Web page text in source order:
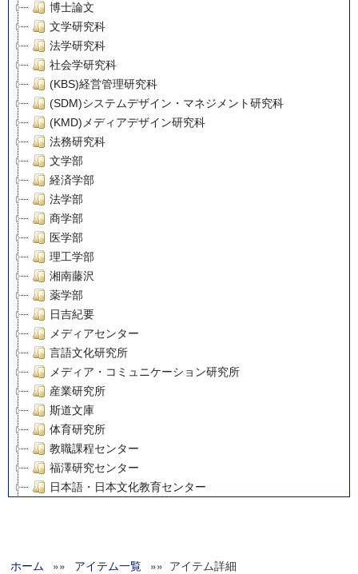
博士論文
文学研究科
法学研究科
社会学研究科
(KBS)経営管理研究科
(SDM)システムデザイン・マネジメント研究科
(KMD)メディアデザイン研究科
法務研究科
文学部
経済学部
法学部
商学部
医学部
理工学部
湘南藤沢
薬学部
日吉紀要
メディアセンター
言語文化研究所
メディア・コミュニケーション研究所
産業研究所
斯道文庫
体育研究所
教職課程センター
福澤研究センター
日本語・日本文化教育センター
グローバルリサーチインスティテュート
ホーム »» アイテム一覧 »» アイテム詳細